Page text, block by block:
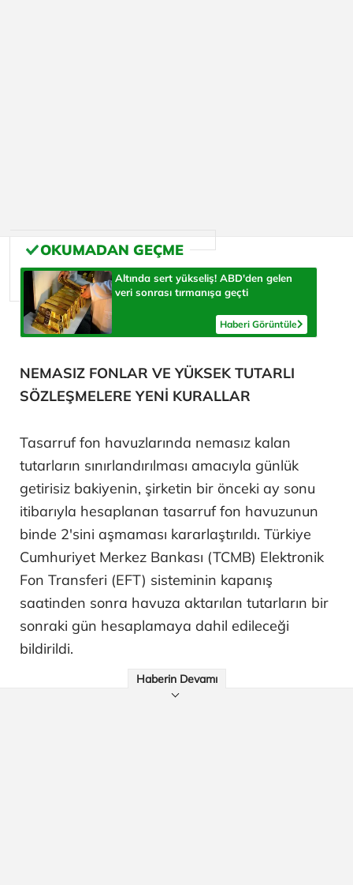
Altında sert yükseliş! ABD'den gelen
veri sonrası tırmanışa geçti
Haberi Görüntüle
NEMASIZ FONLAR VE YÜKSEK TUTARLI
SÖZLEŞMELERE YENİ KURALLAR
Tasarruf fon havuzlarında nemasız kalan
tutarların sınırlandırılması amacıyla günlük
getirisiz bakiyenin, şirketin bir önceki ay sonu
itibarıyla hesaplanan tasarruf fon havuzunun
binde 2'sini aşmaması kararlaştırıldı. Türkiye
Cumhuriyet Merkez Bankası (TCMB) Elektronik
Fon Transferi (EFT) sisteminin kapanış
saatinden sonra havuza aktarılan tutarların bir
sonraki gün hesaplamaya dahil edileceği
bildirildi.
Haberin Devamı